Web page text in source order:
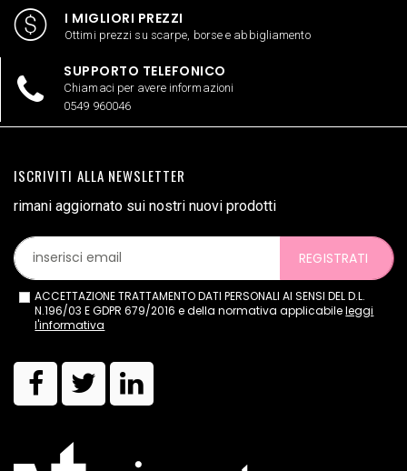
I MIGLIORI PREZZI
Ottimi prezzi su scarpe, borse e abbigliamento
SUPPORTO TELEFONICO
Chiamaci per avere informazioni
0549 960046
ISCRIVITI ALLA NEWSLETTER
rimani aggiornato sui nostri nuovi prodotti
REGISTRATI
ACCETTAZIONE TRATTAMENTO DATI PERSONALI AI SENSI DEL D.L.
N.196/03 E GDPR 679/2016 e della normativa applicabileleggi
l'informativa